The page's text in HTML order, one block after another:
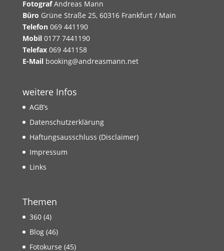
FotografAndreas Mann
Büro Grüne Straße 25, 60316 Frankfurt / Main
Telefon069 441190
Mobil0177 7441190
Telefax069 441158
E-Mail booking@andreasmann.net
weitere Infos
AGB’s
Datenschutzerklärung
Haftungsausschluss (Disclaimer)
Impressum
Links
Themen
360(4)
Blog(46)
Fotokurse (45)